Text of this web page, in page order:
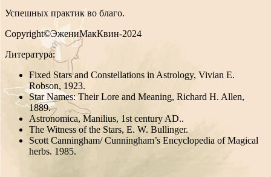
Успешных практик во благо.
Copyright©ЭжениМакКвин-2024
Литература:
Fixed Stars and Constellations in Astrology, Vivian E.
Robson, 1923.
Star Names: Their Lore and Meaning, Richard H. Allen,
1889.
Astronomica, Manilius, 1st century AD..
The Witness of the Stars, E. W. Bullinger.
Scott Canningham/ Cunningham’s Encyclopedia of Magical
herbs. 1985.